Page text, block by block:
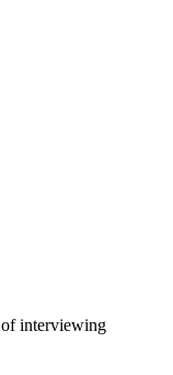
of interviewing